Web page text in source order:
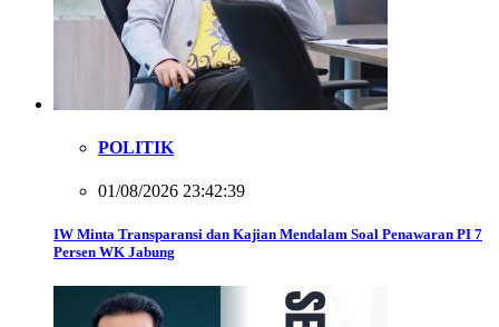
POLITIK
01/08/2026 23:42:39
IW Minta Transparansi dan Kajian Mendalam Soal Penawaran PI 7
Persen WK Jabung